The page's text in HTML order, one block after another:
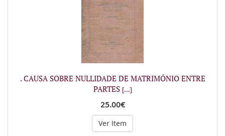
. CAUSA SOBRE NULLIDADE DE MATRIMÓNIO ENTRE
PARTES [...]
25.00€
Ver Item